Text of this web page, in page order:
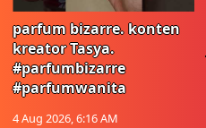
parfum bizarre. konten
kreator Tasya.
#parfumbizarre
#parfumwanita
4 Aug 2026, 6:16 AM